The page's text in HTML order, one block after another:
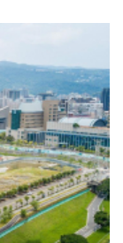
公眾人物、企業
瞭解。